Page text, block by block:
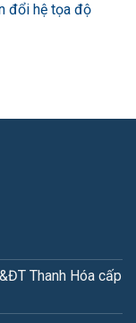
đổi hệ tọa độ
Thanh Hóa cấp